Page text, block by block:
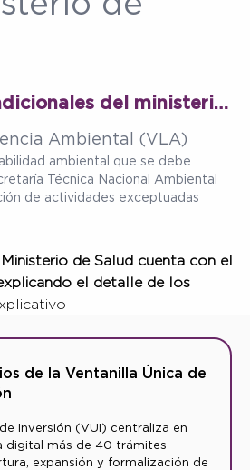
3 - Requisitos adicionales del ministerio de salud
Ambiental (VLA)
ambiental que se debe
Técnica Nacional Ambiental
de actividades exceptuadas
de Salud cuenta con el
el detalle de los
de la Ventanilla Única de
Inversión (VUI) centraliza en
digital más de 40 trámites
expansión y formalización de